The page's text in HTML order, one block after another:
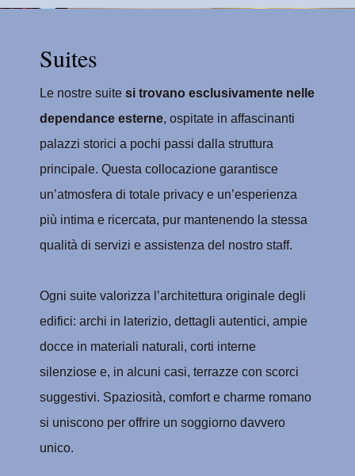
Suites
Le nostre suite si trovano esclusivamente nelle
dependance esterne, ospitate in affascinanti
palazzi storici a pochi passi dalla struttura
principale. Questa collocazione garantisce
un’atmosfera di totale privacy e un’esperienza
più intima e ricercata, pur mantenendo la stessa
qualità di servizi e assistenza del nostro staff.
Ogni suite valorizza l’architettura originale degli
edifici: archi in laterizio, dettagli autentici, ampie
docce in materiali naturali, corti interne
silenziose e, in alcuni casi, terrazze con scorci
suggestivi. Spaziosità, comfort e charme romano
si uniscono per offrire un soggiorno davvero
unico.